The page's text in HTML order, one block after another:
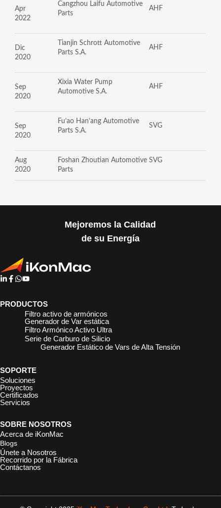
Apr
2022
Cangzhou Laifu Automotive
Parts
AHF
Dic
2020
Tianjin Schrott Automotive
Parts S.A.
AHF
Sep
2020
Xixia Water Pump
Automotive S.A.
AHF
Sep
2020
Fu’ao Han’ang Automotive
Parts S.A.
SVG
Aug
2020
Foshan Zhoutian Automotive
Parts
SVG
Mejoremos la Calidad
de su Energía
PRODUCTOS
Filtro activo de armónicos
Generador de Var estática
Filtro Armónico Activo Ultra
Serie de Carburo de Silicio
Generador Estático de Vars de Alta Tensión
SOPORTE
Soluciones
Proyectos
Certificados
Servicios
SOBRE NOSOTROS
Acerca de iKonMac
Blogs
Únete a Nosotros
Recorrido por la Fábrica
Contáctanos